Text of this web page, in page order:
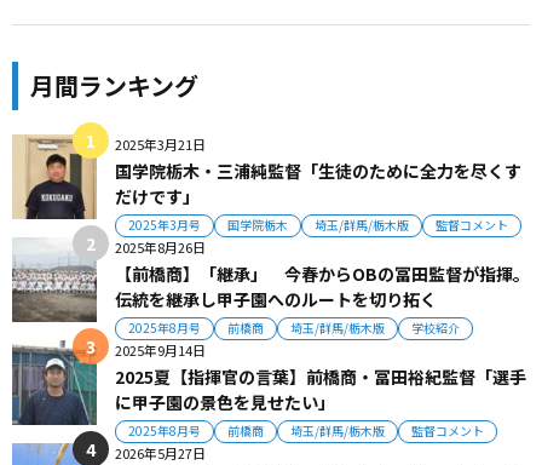
月間ランキング
2025年3月21日
国学院栃木・三浦純監督「生徒のために全力を尽くす
だけです」
2025年3月号 国学院栃木 埼玉/群馬/栃木版 監督コメント
2025年8月26日
【前橋商】「継承」 今春からOBの冨田監督が指揮。
伝統を継承し甲子園へのルートを切り拓く
2025年8月号 前橋商 埼玉/群馬/栃木版 学校紹介
2025年9月14日
2025夏【指揮官の言葉】前橋商・冨田裕紀監督「選手
に甲子園の景色を見せたい」
2025年8月号 前橋商 埼玉/群馬/栃木版 監督コメント
2026年5月27日